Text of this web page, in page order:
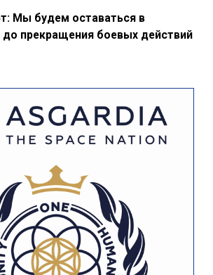
Мы будем оставаться в
прекращения боевых действий